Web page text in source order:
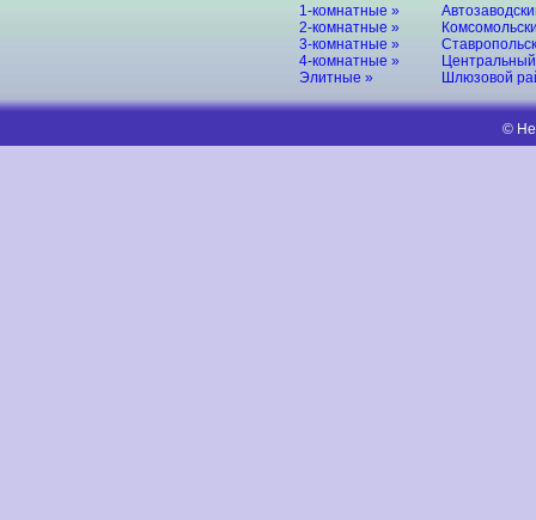
1-комнатные »
2-комнатные »
3-комнатные »
4-комнатные »
Элитные »
Шлюзовой
©